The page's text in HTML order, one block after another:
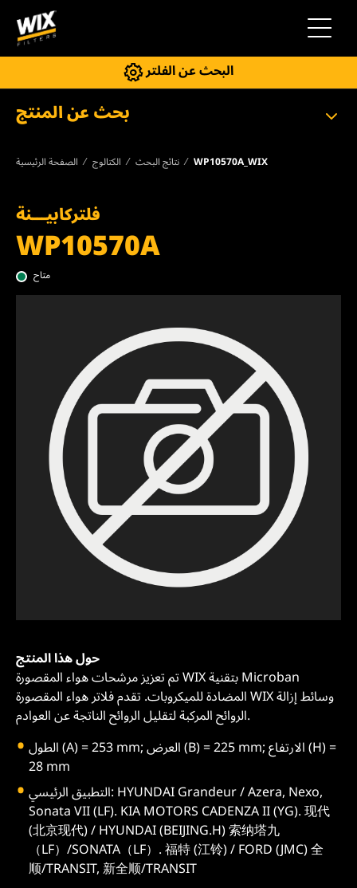
التنقل
البحث عن الفلتر
بحث عن المنتج
الصفحة الرئيسية الكتالوج نتائج البحث WP10570A_WIX
فلتركابيـــنة
WP10570A
متاح
حول هذا المنتج
تم تعزيز مرشحات هواء المقصورة WIX بتقنية Microban
المضادة للميكروبات. تقدم فلاتر هواء المقصورة WIX وسائط إزالة
الروائح المركبة لتقليل الروائح الناتجة عن العوادم.
الطول (A) = 253 mm; العرض (B) = 225 mm; الارتفاع (H) =
28 mm
التطبيق الرئيسي: HYUNDAI Grandeur / Azera, Nexo,
Sonata VII (LF). KIA MOTORS CADENZA II (YG). 现代
(北京现代) / HYUNDAI (BEIJING.H) 索纳塔九
（LF）/SONATA（LF）. 福特 (江铃) / FORD (JMC) 全
顺/TRANSIT, 新全顺/TRANSIT